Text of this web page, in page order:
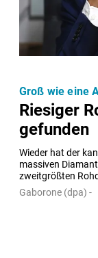
Riesiger
gefunden
Wieder hat der
massiven
zweitgrößten
Groß wie eine
Gaborone (dpa) -